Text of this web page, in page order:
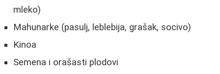
mleko)
Mahunarke (pasulj, leblebija, grašak, socivo)
Kinoa
Semena i orašasti plodovi